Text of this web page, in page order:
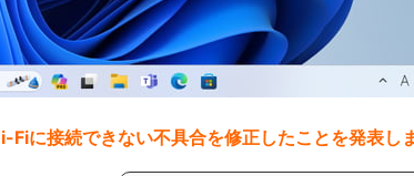
に接続できない不具合を修正したことを発表しま